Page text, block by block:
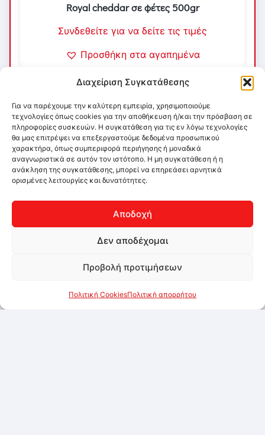
Διαχείριση Συγκατάθεσης
Για να παρέχουμε την καλύτερη εμπειρία, χρησιμοποιούμε
τεχνολογίες όπως cookies για την αποθήκευση ή/και την πρόσβαση σε
πληροφορίες συσκευών. Η συγκατάθεση για τις εν λόγω τεχνολογίες
θα μας επιτρέψει να επεξεργαστούμε δεδομένα προσωπικού
χαρακτήρα, όπως συμπεριφορά περιήγησης ή μοναδικά
αναγνωριστικά σε αυτόν τον ιστότοπο. Η μη συγκατάθεση ή η
ανάκληση της συγκατάθεσης, μπορεί να επηρεάσει αρνητικά
ορισμένες λειτουργίες και δυνατότητες.
Αποδοχή
Δεν αποδέχομαι
Προβολή προτιμήσεων
Πολιτική CookiesΠολιτική απορρήτου
Royal cheddar σε φέτες 500gr
Συνδεθείτε για να δείτε τις τιμές
Προσθήκη στα αγαπημένα